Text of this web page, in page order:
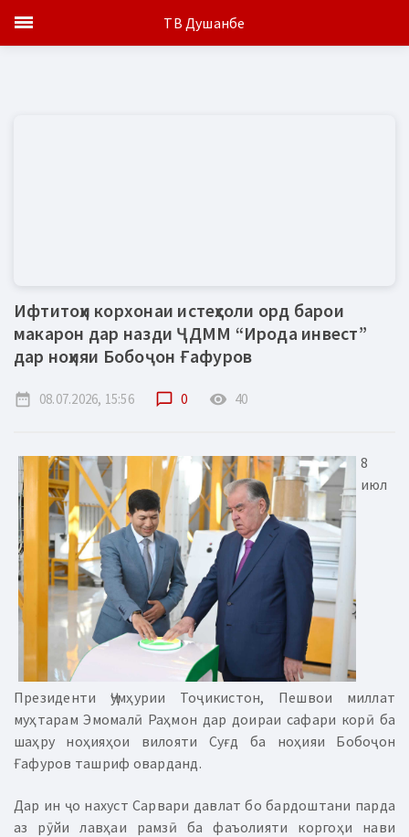
Ифтитоҳи корхонаи истеҳсоли орд барои
макарон дар назди ҶДММ “Ирода инвест”
дар ноҳияи Бобоҷон Ғафуров
date_range 08.07.2026, 15:56 chat_bubble_outline 0 remove_red_eye 40
8
июл
Президенти Ҷумҳурии Тоҷикистон, Пешвои миллат
муҳтарам Эмомалӣ Раҳмон дар доираи сафари корӣ ба
шаҳру ноҳияҳои вилояти Суғд ба ноҳияи Бобоҷон
Ғафуров ташриф оварданд.
Дар ин ҷо нахуст Сарвари давлат бо бардоштани парда
аз рӯйи лавҳаи рамзӣ ба фаъолияти коргоҳи нави
ТВ Душанбе